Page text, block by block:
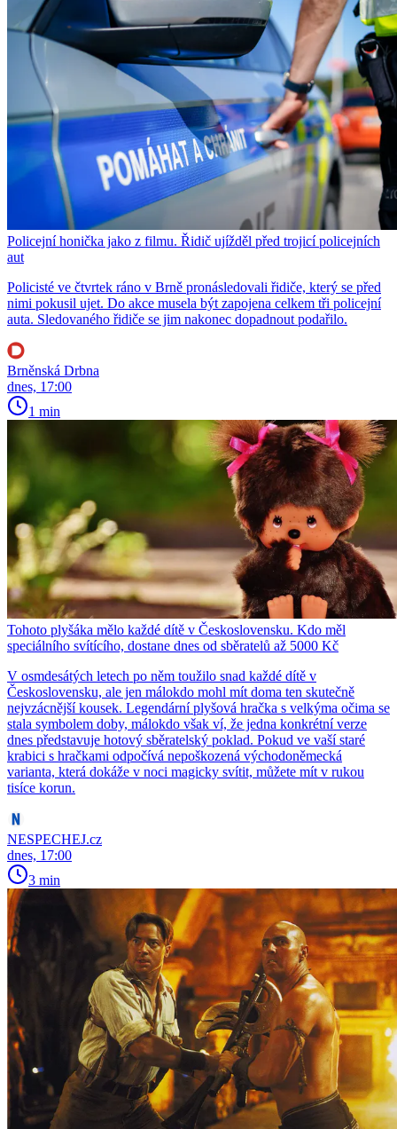
Policejní honička jako z filmu. Řidič ujížděl před trojicí policejních
aut
Policisté ve čtvrtek ráno v Brně pronásledovali řidiče, který se před
nimi pokusil ujet. Do akce musela být zapojena celkem tři policejní
auta. Sledovaného řidiče se jim nakonec dopadnout podařilo.
Brněnská Drbna
dnes, 17:00
1 min
Tohoto plyšáka mělo každé dítě v Československu. Kdo měl
speciálního svítícího, dostane dnes od sběratelů až 5000 Kč
V osmdesátých letech po něm toužilo snad každé dítě v
Československu, ale jen málokdo mohl mít doma ten skutečně
nejvzácnější kousek. Legendární plyšová hračka s velkýma očima se
stala symbolem doby, málokdo však ví, že jedna konkrétní verze
dnes představuje hotový sběratelský poklad. Pokud ve vaší staré
krabici s hračkami odpočívá nepoškozená východoněmecká
varianta, která dokáže v noci magicky svítit, můžete mít v rukou
tisíce korun.
NESPECHEJ.cz
dnes, 17:00
3 min